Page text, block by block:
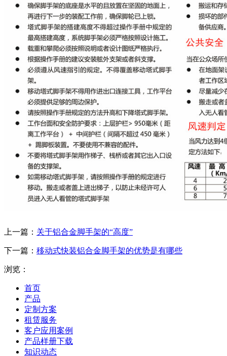
上一篇： 关于铝合金脚手架的“高度”
下一篇： 移动式快装铝合金脚手架的优势是有哪些
浏览：
首页
产品
定制方案
租赁服务
客户应用案例
产品样册下载
知识动态